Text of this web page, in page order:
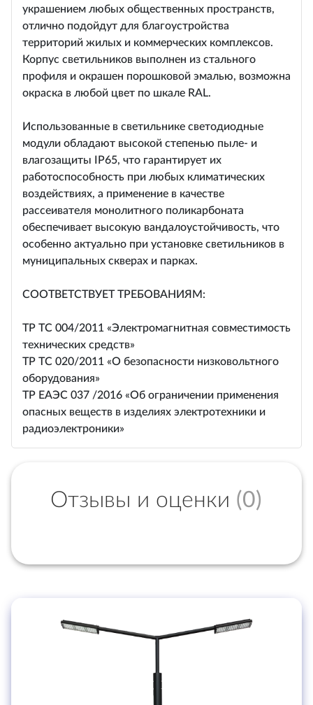
украшением любых общественных пространств,
отлично подойдут для благоустройства
территорий жилых и коммерческих комплексов.
Корпус светильников выполнен из стального
профиля и окрашен порошковой эмалью, возможна
окраска в любой цвет по шкале RAL.
Использованные в светильнике светодиодные
модули обладают высокой степенью пыле- и
влагозащиты IP65, что гарантирует их
работоспособность при любых климатических
воздействиях, а применение в качестве
рассеивателя монолитного поликарбоната
обеспечивает высокую вандалоустойчивость, что
особенно актуально при установке светильников в
муниципальных скверах и парках.
СООТВЕТСТВУЕТ ТРЕБОВАНИЯМ:
ТР ТС 004/2011 «Электромагнитная совместимость
технических средств»
ТР ТС 020/2011 «О безопасности низковольтного
оборудования»
ТР ЕАЭС 037 /2016 «Об ограничении применения
опасных веществ в изделиях электротехники и
радиоэлектроники»
Отзывы и оценки (0)